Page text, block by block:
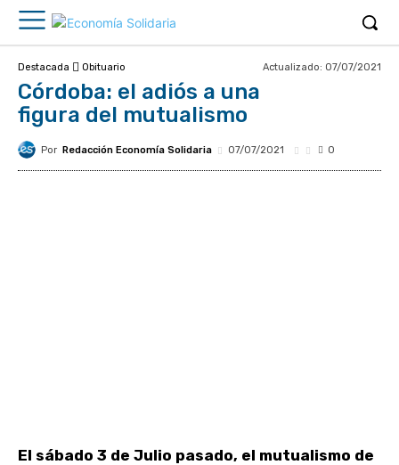
Destacada Obituario Actualizado: 07/07/2021
Córdoba: el adiós a una
figura del mutualismo
Por Redacción Economía Solidaria 07/07/2021 0
El sábado 3 de Julio pasado, el mutualismo de